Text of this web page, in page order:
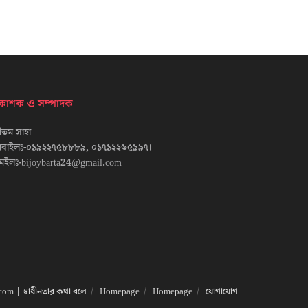
ও সম্পাদক
সাহা
০১৯২২৭৫৮৮৮৯, ০১৭১২২৬৫৯৯৭।
bijoybarta24@gmail.com
| স্বাধীনতার কথা বলে Homepage Homepage যোগাযোগ